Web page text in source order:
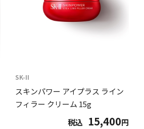
SK-II
スキンパワー アイプラス ライン
フィラー クリーム 15g
税込
15,400円